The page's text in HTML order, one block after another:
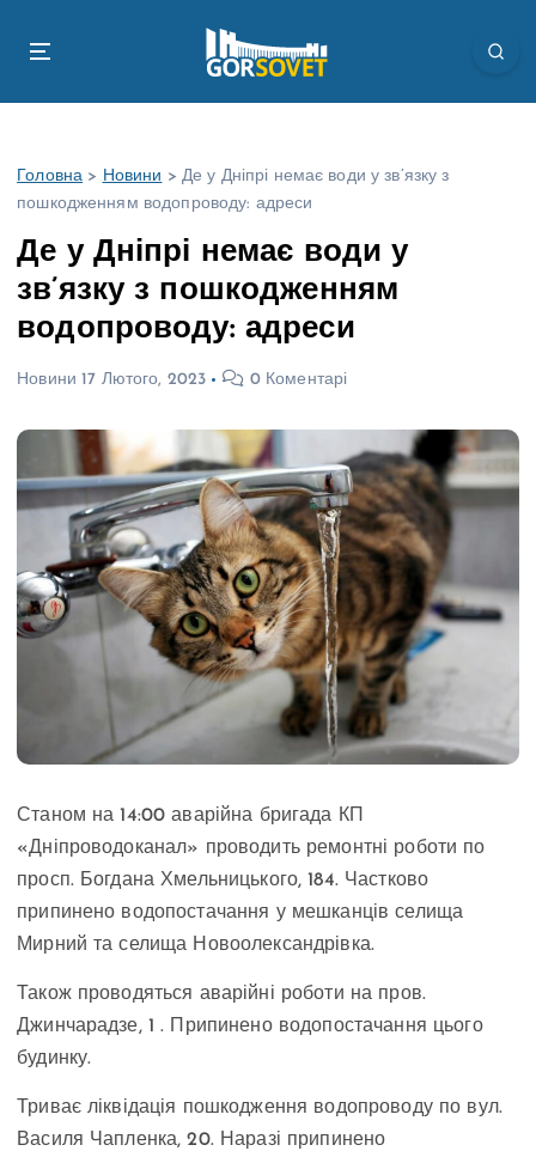
Головна > Новини > Де у Дніпрі немає води у зв’язку з
пошкодженням водопроводу: адреси
Де у Дніпрі немає води у
зв’язку з пошкодженням
водопроводу: адреси
Новини 17 Лютого, 2023 0 Коментарі
Станом на 14:00 аварійна бригада КП
«Дніпроводоканал» проводить ремонтні роботи по
просп. Богдана Хмельницького, 184. Частково
припинено водопостачання у мешканців селища
Мирний та селища Новоолександрівка.
Також проводяться аварійні роботи на пров.
Джинчарадзе, 1 . Припинено водопостачання цього
будинку.
Триває ліквідація пошкодження водопроводу по вул.
Василя Чапленка, 20. Наразі припинено